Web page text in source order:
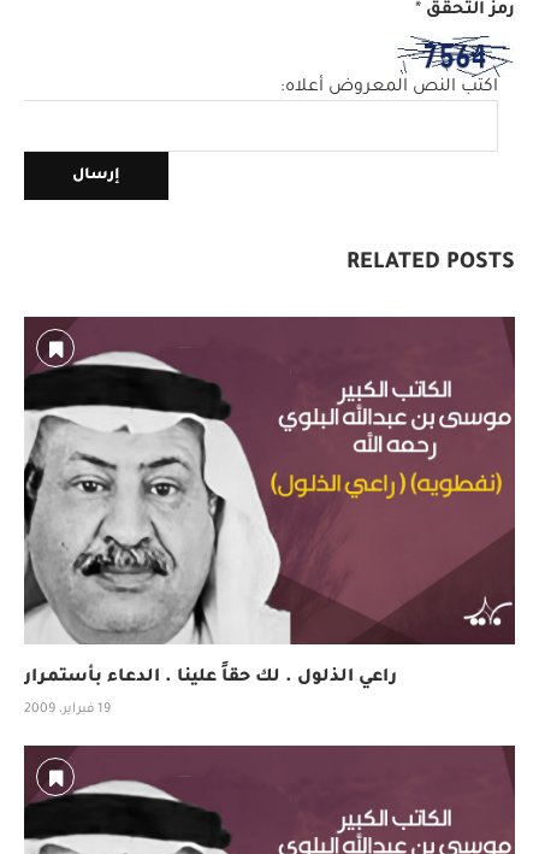
رمز التحقق *
اكتب النص المعروض أعلاه:
RELATED POSTS
راعي الذلول . لك حقاً علينا . الدعاء بأستمرار
19 فبراير، 2009